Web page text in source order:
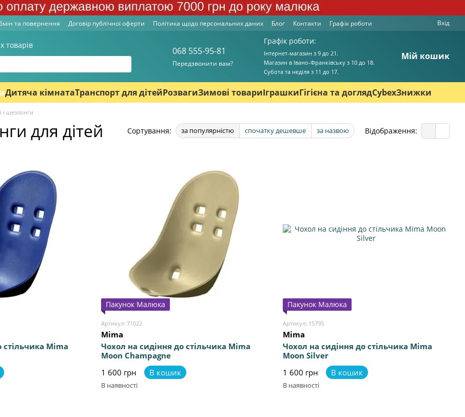
та повернення Договір публічної оферти Політика щодо персональних даних Блог Контакти Графік роботи Вхід
товарів
068 555-95-81
Передзвонити вам?
Графік роботи:
Інтернет-магазин з 9 до 21.
Магазин в Івано-Франківську з 10 до 18.
Cубота та неділя з 11 до 17.
Мій кошик
Дитяча кімнатаТранспорт для дітейРозвагиЗимові товариІграшкиГігієна та доглядCybexЗнижки
і шезлонги
для дітей Сортування: за популярністю спочатку дешевше за назвою Відображення:
Mima
Пакунок Малюка
Артикул: 71022
Mima
Чохол на сидіння до стільчика Mima
Moon Champagne
1 600 грн
В кошик
В наявності
Пакунок Малюка
Артикул: 15795
Mima
Чохол на сидіння до стільчика Mima
Moon Silver
1 600 грн
В кошик
В наявності